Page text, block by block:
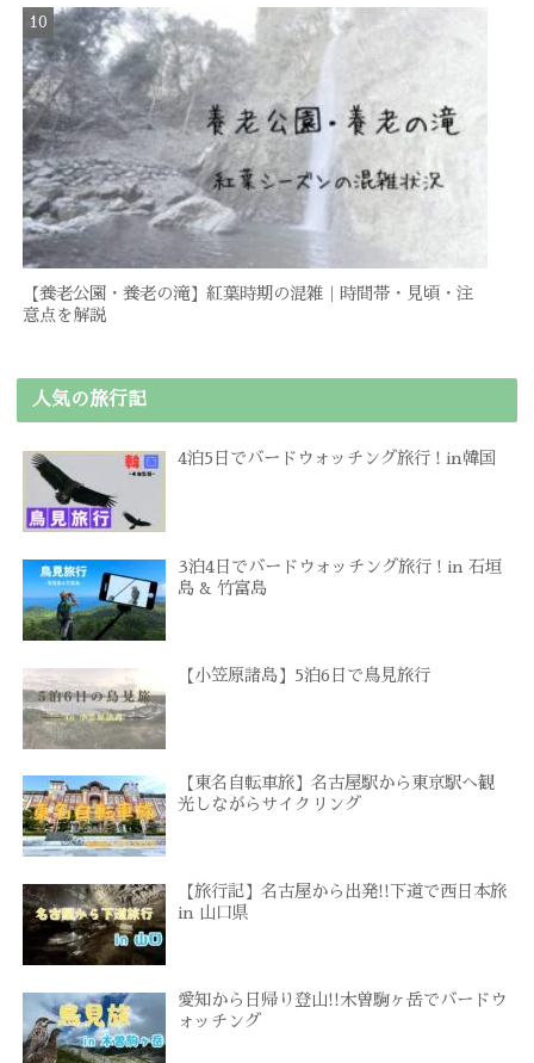
【養老公園・養老の滝】紅葉時期の混雑｜時間帯・見頃・注
意点を解説
人気の旅行記
4泊5日でバードウォッチング旅行 ! in韓国
3泊4日でバードウォッチング旅行 ! in 石垣
島 & 竹富島
【小笠原諸島】5泊6日で鳥見旅行
【東名自転車旅】名古屋駅から東京駅へ観
光しながらサイクリング
【旅行記】名古屋から出発!!下道で西日本旅
in 山口県
愛知から日帰り登山!!木曽駒ヶ岳でバードウ
ォッチング